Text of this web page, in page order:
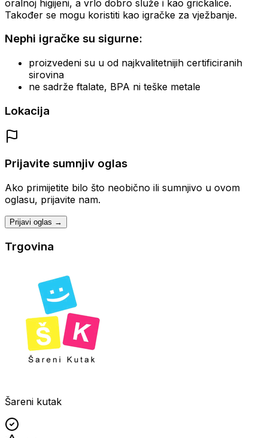
oralnoj higijeni, a vrlo dobro služe i kao grickalice.
Također se mogu koristiti kao igračke za vježbanje.
Nephi igračke su sigurne:
proizvedeni su u od najkvalitetnijih certificiranih
sirovina
ne sadrže ftalate, BPA ni teške metale
Lokacija
Prijavite sumnjiv oglas
Ako primijetite bilo što neobično ili sumnjivo u ovom
oglasu, prijavite nam.
Prijavi oglas →
Trgovina
Šareni kutak